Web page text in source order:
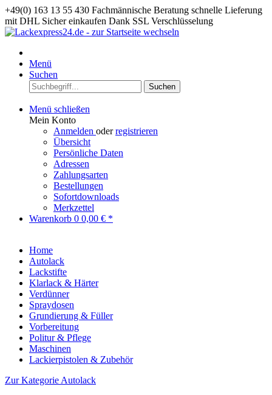
+49(0) 163 13 55 430 Fachmännische Beratung schnelle Lieferung
mit DHL Sicher einkaufen Dank SSL Verschlüsselung
Menü
Suchen
Suchen
Menü schließen
Mein Konto
Anmelden oderregistrieren
Übersicht
Persönliche Daten
Adressen
Zahlungsarten
Bestellungen
Sofortdownloads
Merkzettel
Warenkorb 0 0,00 € *
Home
Autolack
Lackstifte
Klarlack & Härter
Verdünner
Spraydosen
Grundierung & Füller
Vorbereitung
Politur & Pflege
Maschinen
Lackierpistolen & Zubehör
Zur Kategorie Autolack